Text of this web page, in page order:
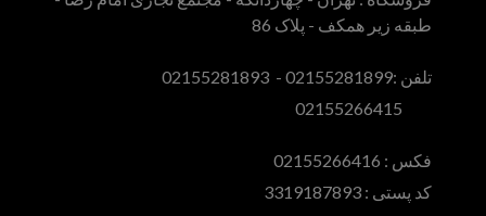
طبقه زیر همکف - پلاک 86
تلفن :02155281899 - 02155281893
فکس :‌ 02155266416
کد پستی : 3319187893